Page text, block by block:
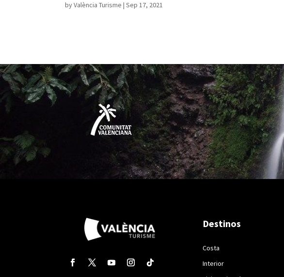
byValència Turisme |Sep 17, 2021
Destinos
Costa
Interior